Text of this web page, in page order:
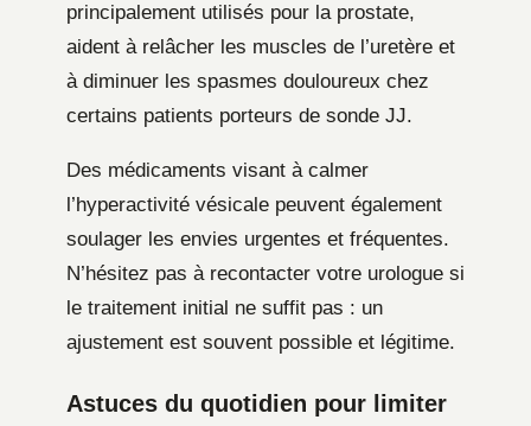
principalement utilisés pour la prostate,
aident à relâcher les muscles de l’uretère et
à diminuer les spasmes douloureux chez
certains patients porteurs de sonde JJ.
Des médicaments visant à calmer
l’hyperactivité vésicale peuvent également
soulager les envies urgentes et fréquentes.
N’hésitez pas à recontacter votre urologue si
le traitement initial ne suffit pas : un
ajustement est souvent possible et légitime.
Astuces du quotidien pour limiter